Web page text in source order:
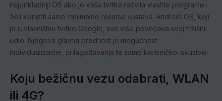
najprikladniji OS ako je vaša tvrtka razvila vlastite programe i
želi koristiti samo minimalne resurse sustava. Android OS, koji
je u vlasništvu tvrtke Google, sve više povećava svoj tržišni
udio. Njegova glavna prednost je mogućnost
individualizacije, prilagođavanja te samo korisničko iskustvo.
Koju bežičnu vezu odabrati, WLAN
ili 4G?